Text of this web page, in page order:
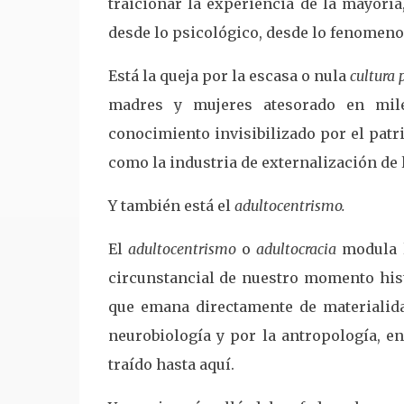
traicionar la experiencia de la
desde lo psicológico, desde lo
Está la queja por la escasa o nula cultura
madres y mujeres atesorado en
conocimiento invisibilizado por el
como la industria de externalización de
Y también está el adultocentrismo.
El adultocentrismooadultocracia modula
circunstancial de nuestro momento
que emana directamente de
neurobiología y por la antropología,
traído hasta aquí.